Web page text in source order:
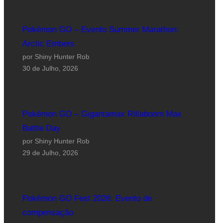
Pokémon GO – Evento Summer Marathon:
Arctic Embers
por Shiny Hunter Rob
30 de Julho, 2026
Pokémon GO – Gigantamax Rillaboom Max
Battle Day
por Shiny Hunter Rob
29 de Julho, 2026
Pokémon GO Fest 2026: Evento de
compensação